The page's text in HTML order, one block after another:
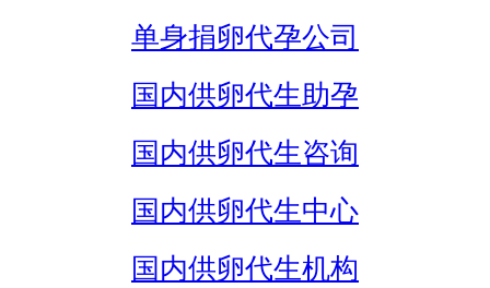
单身捐卵代孕公司
国内供卵代生助孕
国内供卵代生咨询
国内供卵代生中心
国内供卵代生机构